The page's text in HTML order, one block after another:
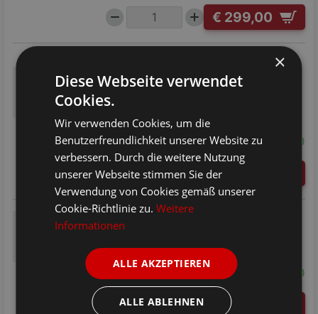
€ 299,00
53,9x93x46cm
Nur noch 1 auf Lager, wird innerhalb von 1-2
Werktagen
Wochen ) Speditionsartikel*
vorher²:€319,00 -6% (gespart: €20,00)
€ 299,00
weiß / Sitzfläche grau
SB206-WSS-GRA
Fertig zum Versand in 7-8 Wochen
Lieferung ca. 17.10.2026 - 21.10.2026
Speditionsartikel
² (gespart: €20,00)
€ 299,00
×
Diese Webseite verwendet
Cookies.
Wir verwenden Cookies, um die
Benutzerfreundlichkeit unserer Website zu
verbessern. Durch die weitere Nutzung
unserer Webseite stimmen Sie der
Verwendung von Cookies gemäß unserer
Cookie-Richtlinie zu.Weitere
Informationen
ALLE AKZEPTIEREN
ALLE ABLEHNEN